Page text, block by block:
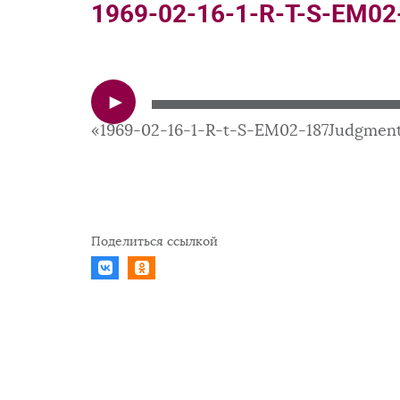
1969-02-16-1-R-T-S-
Аудиоплеер
«1969-02-16-1-R-t-S-EM02-
Поделиться ссылкой